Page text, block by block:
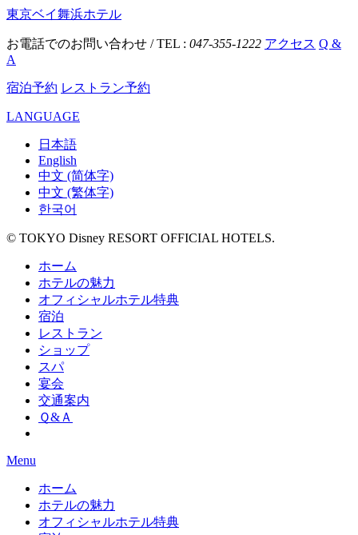
東京ベイ舞浜ホテル
お電話でのお問い合わせ / TEL : 047-355-1222 アクセス Q &
A
宿泊予約 レストラン予約
LANGUAGE
日本語
English
中文 (简体字)
中文 (繁体字)
한국어
© TOKYO Disney RESORT OFFICIAL HOTELS.
ホーム
ホテルの魅力
オフィシャルホテル特典
宿泊
レストラン
ショップ
スパ
宴会
交通案内
Ｑ&Ａ
Menu
ホーム
ホテルの魅力
オフィシャルホテル特典